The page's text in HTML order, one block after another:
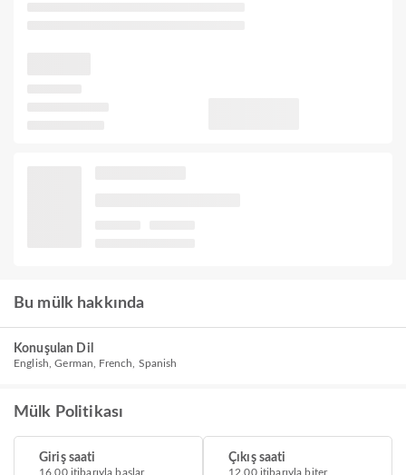
Bu mülk hakkında
Konuşulan Dil
English, German, French, Spanish
Mülk Politikası
Giriş saati
16.00 itibarıyla başlar
Çıkış saati
12.00 itibarıyla biter